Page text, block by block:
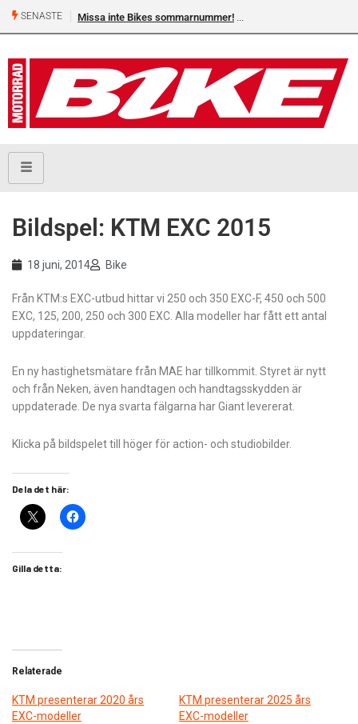
SENASTE Missa inte Bikes sommarnummer!
Bildspel: KTM EXC 2015
18 juni, 2014 Bike
Från KTM:s EXC-utbud hittar vi 250 och 350 EXC-F, 450 och 500
EXC, 125, 200, 250 och 300 EXC. Alla modeller har fått ett antal
uppdateringar.
En ny hastighetsmätare från MAE har tillkommit. Styret är nytt
och från Neken, även handtagen och handtagsskydden är
uppdaterade. De nya svarta fälgarna har Giant levererat.
Klicka på bildspelet till höger för action- och studiobilder.
Dela det här:
Gilla detta:
Relaterade
KTM presenterar 2020 års
EXC-modeller
KTM presenterar 2025 års
EXC-modeller